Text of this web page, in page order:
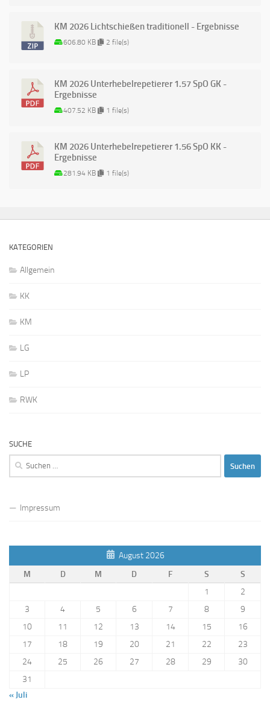
KM 2026 Lichtschießen traditionell - Ergebnisse
606.80 KB 2 file(s)
KM 2026 Unterhebelrepetierer 1.57 SpO GK -
Ergebnisse
407.52 KB 1 file(s)
KM 2026 Unterhebelrepetierer 1.56 SpO KK -
Ergebnisse
281.94 KB 1 file(s)
KATEGORIEN
Allgemein
KK
KM
LG
LP
RWK
SUCHE
Suchen
Impressum
August 2026
M
D M D F S
S
1
2
3
4 5 6 7 8
9
10
11 12 13 14 15
16
17
18 19 20 21 22
23
24
25 26 27 28 29
30
31
« Juli